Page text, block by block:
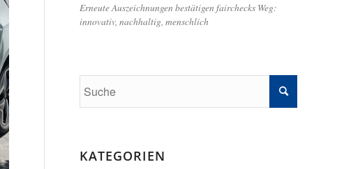
Erneute Auszeichnungen bestätigen fairchecks Weg:
innovativ, nachhaltig, menschlich
KATEGORIEN